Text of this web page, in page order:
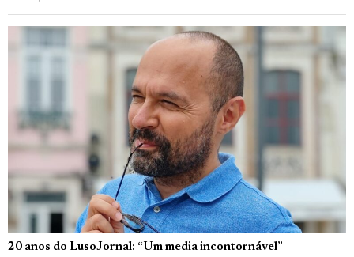
20 anos do LusoJornal: “Um media incontornável”